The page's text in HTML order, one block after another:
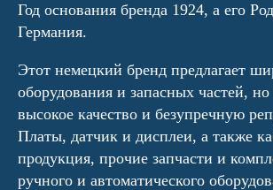
Год основания бренда 1924, а его
Германия.
Этот немецкий бренд предлагает
оборудования и запасных частей, но
высокое качество и безупречную
Платы, датчик и дисплеи, а также
продукция, прочие запчасти и
ручного и автоматического